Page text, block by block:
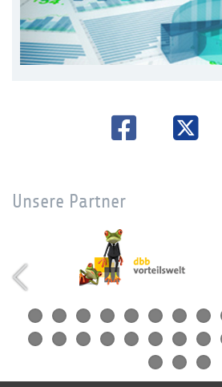
Unsere Partner